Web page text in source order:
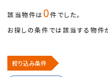
該当物件は 0件でした。
お探しの条件では該当する物件
絞り込み条件